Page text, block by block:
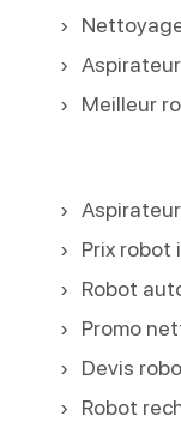
Meilleur
Prix robot
Robot
Promo
Devis
Robot